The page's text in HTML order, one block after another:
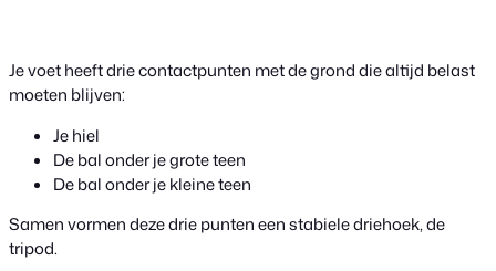
Je voet heeft drie contactpunten met de grond die altijd belast
moeten blijven:
Je hiel
De bal onder je grote teen
De bal onder je kleine teen
Samen vormen deze drie punten een stabiele driehoek, de
tripod.